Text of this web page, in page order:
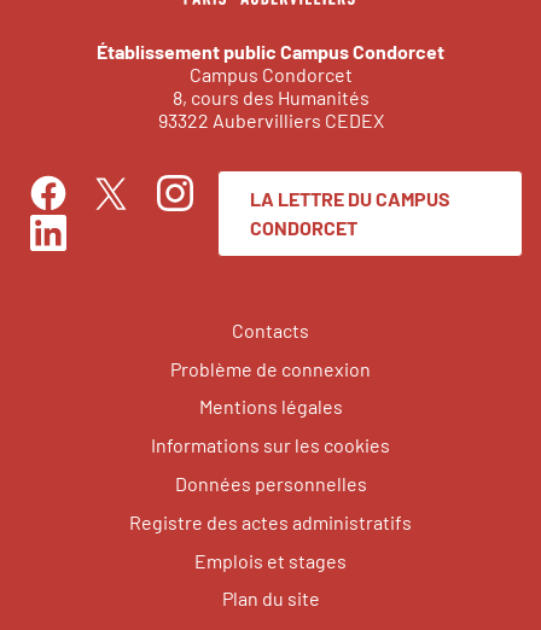
Établissement public Campus Condorcet
Campus Condorcet
8, cours des Humanités
93322 Aubervilliers CEDEX
FacebookTwitterInstagram
LinkedIn
LA LETTRE DU CAMPUS
CONDORCET
Contacts
Problème de connexion
Mentions légales
Informations sur les cookies
Données personnelles
Registre des actes administratifs
Emplois et stages
Plan du site